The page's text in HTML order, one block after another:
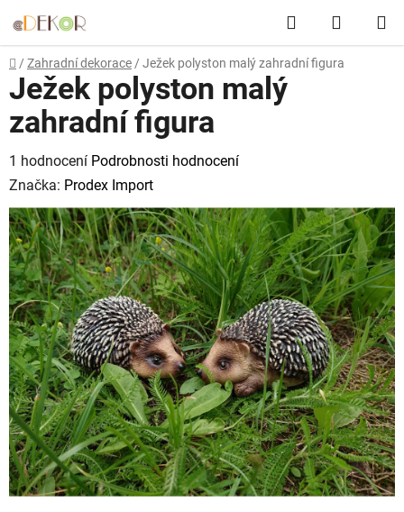
na
obsah
Hledat
KOŠÍK
Domů
/ Zahradní dekorace / Ježek polyston malý zahradní figura
Ježek polyston malý
zahradní figura
Průměrné
hodnocení
produktu
je
5,0
z
5
hvězdiček.
1 hodnocení Podrobnosti hodnocení
Značka: Prodex Import